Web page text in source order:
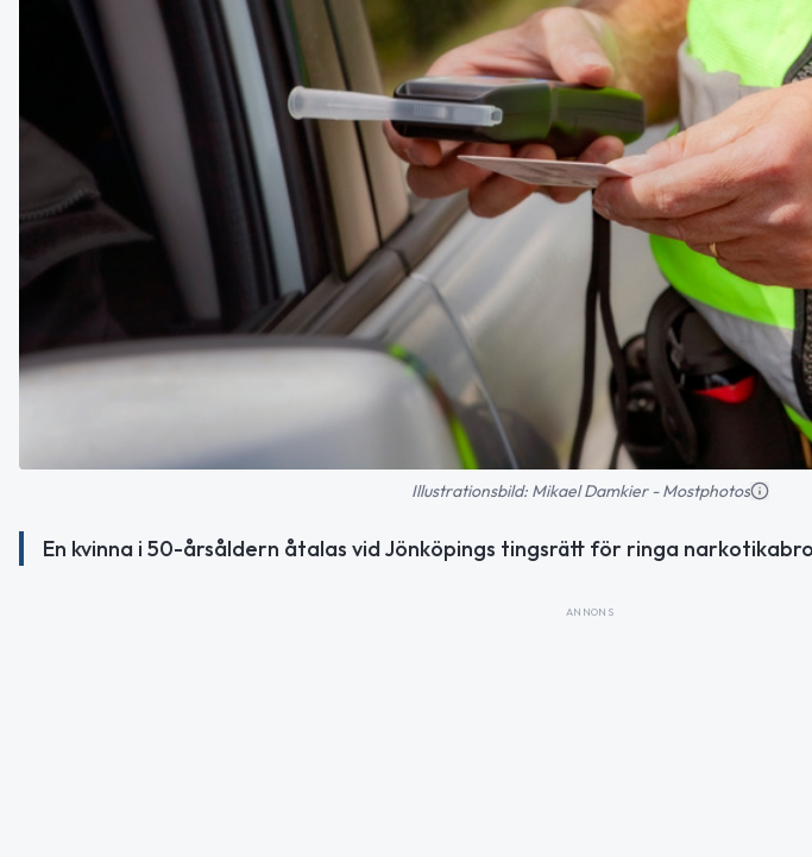
Illustrationsbild: Mikael Damkier - Mostphotos
En kvinna i 50-årsåldern åtalas vid Jönköpings tingsrätt för ringa
ANNONS